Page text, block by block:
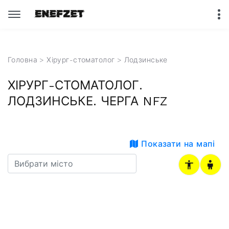
Головна >Хірург-стоматолог > Лодзинське
ХІРУРГ-СТОМАТОЛОГ.
ЛОДЗИНСЬКЕ. ЧЕРГА NFZ
Показати на мапі